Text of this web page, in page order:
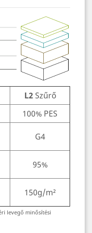
L2Szűrő
100% PES
G4
95%
150g/m²
levegő minősítési